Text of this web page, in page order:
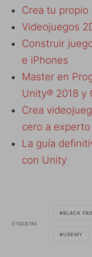
Crea tu propio
Videojuegos
Construir
e iPhones
Master en
Unity® 2018 y
Crea
cero a experto
La guía
con Unity
ETIQUETAS
BLACK
UDEMY